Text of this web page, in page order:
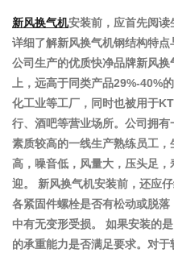
新风换气机安装前，应首先阅读
详细了解新风换气机钢结构特点
公司生产的优质快净品牌新风
上，远高于同类产品29%-40%
化工业等工厂，同时也被用于
行、酒吧等营业场所。公司拥
素质较高的一线生产熟练员工
高，噪音低，风量大，压头足
迎。 新风换气机安装前，还应
各紧固件螺栓是否有松动或脱
中有无变形受损。 如果安装的
的承重能力是否满足要求。对